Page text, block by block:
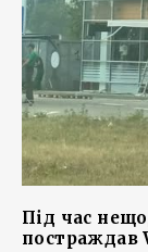
Під час
постраждав